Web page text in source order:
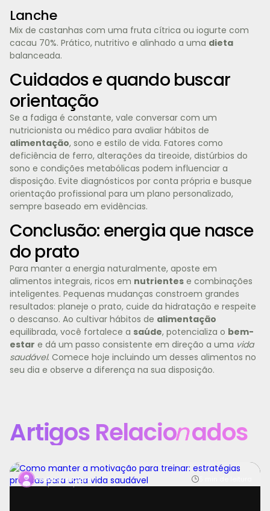
Lanche
Mix de castanhas com uma fruta cítrica ou iogurte com
cacau 70%. Prático, nutritivo e alinhado a uma dieta
balanceada.
Cuidados e quando buscar
orientação
Se a fadiga é constante, vale conversar com um
nutricionista ou médico para avaliar hábitos de
alimentação, sono e estilo de vida. Fatores como
deficiência de ferro, alterações da tireoide, distúrbios do
sono e condições metabólicas podem influenciar a
disposição. Evite diagnósticos por conta própria e busque
orientação profissional para um plano personalizado,
sempre baseado em evidências.
Conclusão: energia que nasce
do prato
Para manter a energia naturalmente, aposte em
alimentos integrais, ricos em nutrientes e combinações
inteligentes. Pequenas mudanças constroem grandes
resultados: planeje o prato, cuide da hidratação e respeite
o descanso. Ao cultivar hábitos de alimentação
equilibrada, você fortalece a saúde, potencializa o bem-
estar e dá um passo consistente em direção a uma vida
saudável. Comece hoje incluindo um desses alimentos no
seu dia e observe a diferença na sua disposição.
Artigos Relacionados
Redatora Clara
Manter a motivação para treinar é um dos maiores
desafios para quem busca saúde, bem-estar e uma vid